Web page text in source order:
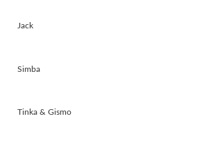
Jack
Simba
Tinka & Gismo